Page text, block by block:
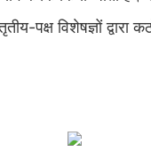
पक्ष विशेषज्ञों द्वारा